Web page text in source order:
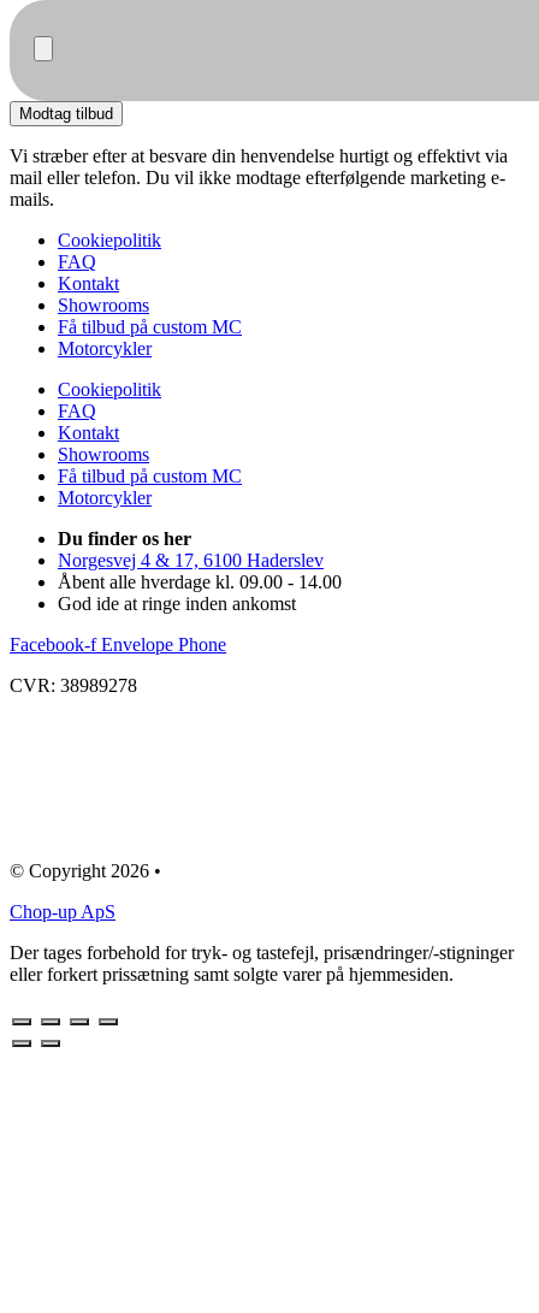
Modtag tilbud
Vi stræber efter at besvare din henvendelse hurtigt og effektivt via
mail eller telefon. Du vil ikke modtage efterfølgende marketing e-
mails.
Cookiepolitik
FAQ
Kontakt
Showrooms
Få tilbud på custom MC
Motorcykler
Cookiepolitik
FAQ
Kontakt
Showrooms
Få tilbud på custom MC
Motorcykler
Du finder os her
Norgesvej 4 & 17, 6100 Haderslev
Åbent alle hverdage kl. 09.00 - 14.00
God ide at ringe inden ankomst
Facebook-f Envelope Phone
CVR: 38989278
© Copyright 2026 •
Chop-up ApS
Der tages forbehold for tryk- og tastefejl, prisændringer/-stigninger
eller forkert prissætning samt solgte varer på hjemmesiden.